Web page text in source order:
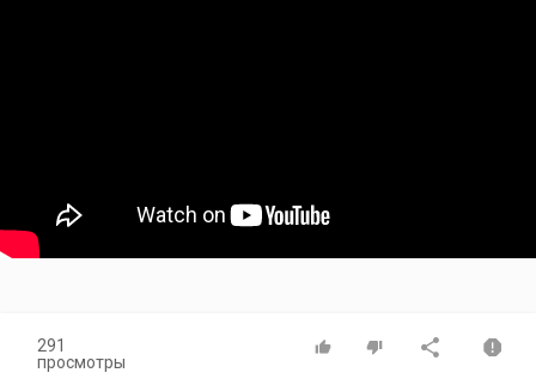
291
просмотры